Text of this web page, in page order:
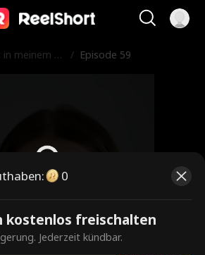
meinem Pr
/ Episode 59
kostenpflichtige
entsperren, um
: 0
kostenlos freischalten
Jederzeit kündbar.